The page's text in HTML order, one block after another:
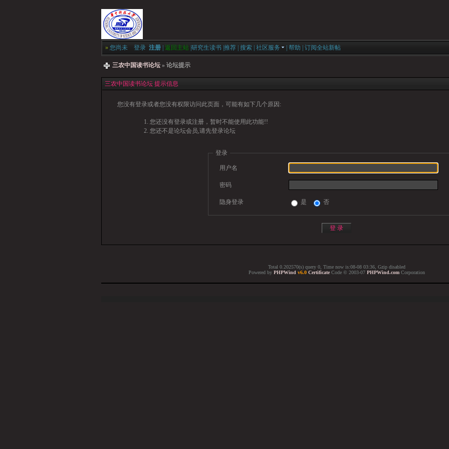
» 您尚未 登录 注册 返回主站 研究生读书 推荐 搜索 社区服务 帮助 订阅全站新帖
三农中国读书论坛 » 论坛提示
三农中国读书论坛 提示信息
您没有登录或者您没有权限访问此页面，可能有如下几个原因:
您还没有登录或注册，暂时不能使用此功能!!
您还不是论坛会员,请先登录论坛
登录
用户名
密码
隐身登录 是 否
Total 0.202570(s) query 0, Time now is:08-08 03:36, Gzip disabled
Powered by PHPWind v6.0 Certificate Code © 2003-07 PHPWind.com Corporation